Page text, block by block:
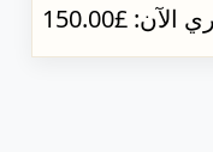
الآن: £150.00